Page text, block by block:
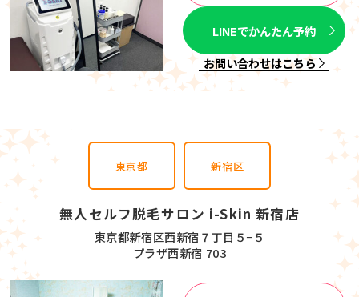
LINEでかんたん予約
お問い合わせはこちら
東京都 新宿区
無人セルフ脱毛サロン i-Skin 新宿店
東京都新宿区西新宿７丁目５−５
プラザ西新宿 703